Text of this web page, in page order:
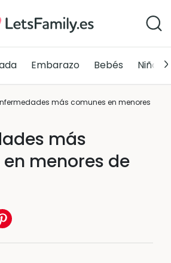
Embarazo Bebés Niños
más comunes en menores
más
menores de